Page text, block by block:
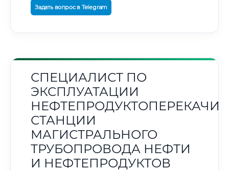
Задать вопрос в Telegram
СПЕЦИАЛИСТ ПО
ЭКСПЛУАТАЦИИ
СТАНЦИИ
МАГИСТРАЛЬНОГО
ТРУБОПРОВОДА НЕФТИ
И НЕФТЕПРОДУКТОВ